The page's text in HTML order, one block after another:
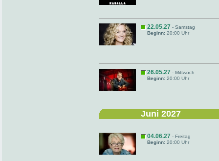
22.05.27 - Samstag
Beginn: 20:00 Uhr
26.05.27 - Mittwoch
Beginn: 20:00 Uhr
Juni 2027
04.06.27 - Freitag
Beginn: 20:00 Uhr